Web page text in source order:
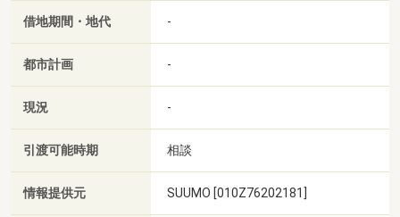
借地期間・地代 -
都市計画 -
現況 -
引渡可能時期 相談
情報提供元 SUUMO [010Z76202181]